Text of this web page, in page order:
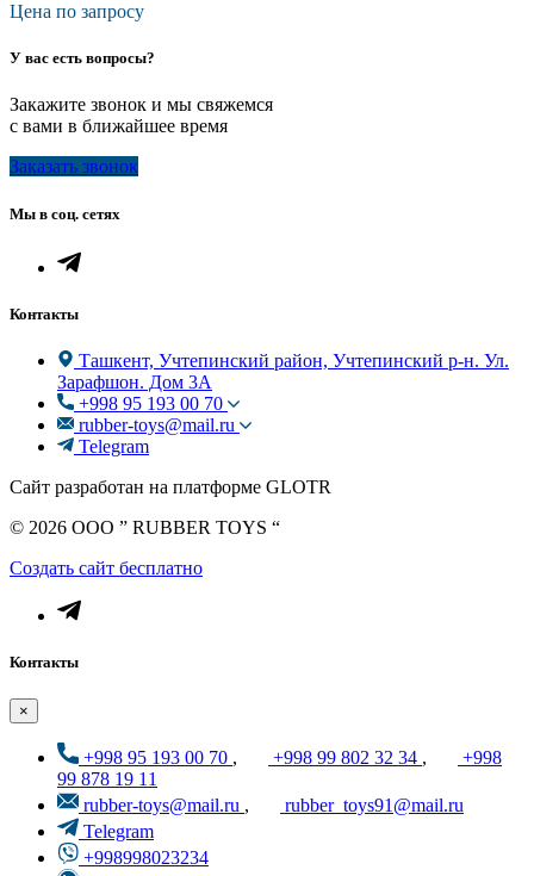
Цена по запросу
У вас есть вопросы?
Закажите звонок и мы свяжемся
с вами в ближайшее время
Заказать звонок
Мы в соц. сетях
Контакты
Ташкент, Учтепинский район, Учтепинский р-н. Ул.
Зарафшон. Дом 3А
+998 95 193 00 70
rubber-toys@mail.ru
Telegram
Сайт разработан на платформе GLOTR
© 2026 OOO ” RUBBER TOYS “
Создать cайт бесплатно
Контакты
×
+998 95 193 00 70 , +998 99 802 32 34 ,
+998
99 878 19 11
rubber-toys@mail.ru ,
rubber_toys91@mail.ru
Telegram
+998998023234